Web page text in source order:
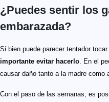
¿Puedes sentir los
embarazada?
Si bien puede parecer tentador
importante evitar hacerlo. En el
causar daño tanto a la madre como
Con el paso de las semanas, es